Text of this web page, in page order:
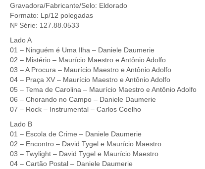
Gravadora/Fabricante/Selo: Eldorado
Formato: Lp/12 polegadas
Nº Série: 127.88.0533
Lado A
01 – Ninguém é Uma Ilha – Daniele Daumerie
02 – Mistério – Maurício Maestro e Antônio Adolfo
03 – A Procura – Maurício Maestro e Antônio Adolfo
04 – Praça XV – Maurício Maestro e Antônio Adolfo
05 – Tema de Carolina – Maurício Maestro e Antônio Adolfo
06 – Chorando no Campo – Daniele Daumerie
07 – Rock – Instrumental – Carlos Coelho
Lado B
01 – Escola de Crime – Daniele Daumerie
02 – Encontro – David Tygel e Maurício Maestro
03 – Twylight – David Tygel e Maurício Maestro
04 – Cartão Postal – Daniele Daumerie